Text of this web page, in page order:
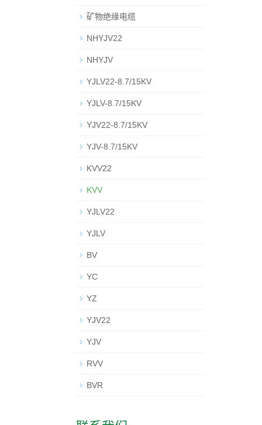
矿物绝缘电缆
NHYJV22
NHYJV
YJLV22-8.7/15KV
YJLV-8.7/15KV
YJV22-8.7/15KV
YJV-8.7/15KV
KVV22
KVV
YJLV22
YJLV
BV
YC
YZ
YJV22
YJV
RVV
BVR